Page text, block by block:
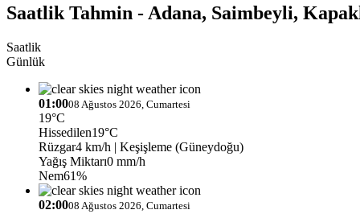
Saatlik Tahmin - Adana, Saimbeyli,
Saatlik
Günlük
01:0008 Ağustos 2026, Cumartesi
19°C
Hissedilen19°C
Rüzgar4 km/h | Keşişleme (Güneydoğu)
Yağış Miktarı0 mm/h
Nem61%
02:0008 Ağustos 2026, Cumartesi